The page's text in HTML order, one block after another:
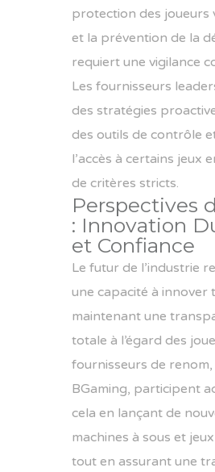
protection des joueurs
et la prévention de la
requiert une vigilance
Les fournisseurs
des stratégies
des outils de contrôle
l’accès à certains jeux
de critères stricts.
Perspectives
: Innovation
et Confiance
Le futur de l’industrie
une capacité à innover
maintenant une
totale à l’égard des
fournisseurs de renom,
BGaming, participent
cela en lançant de
machines à sous et
tout en assurant une